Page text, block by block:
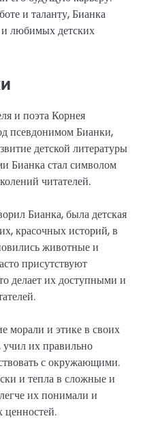
и таланту, Бианка
любимых детских
и поэта Корнея
псевдонимом Бианки,
детской литературы
Бианка стал символом
читателей.
Бианка, была детская
красочных историй, в
животные и
присутствуют
делает их доступными и
морали и этике в своих
их правильно
с окружающими.
и тепла в сложные и
их понимали и
ценностей.